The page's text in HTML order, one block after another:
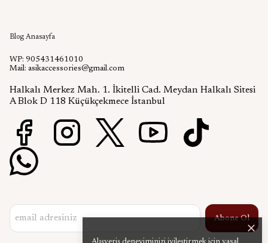
Blog Anasayfa
WP: 905431461010
Mail: asikaccessories@gmail.com
Halkalı Merkez Mah. 1. İkitelli Cad. Meydan Halkalı Sitesi
A Blok D 118 Küçükçekmece İstanbul
Abone Ol